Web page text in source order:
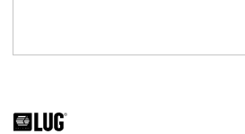
105 - 127 [lm/W]